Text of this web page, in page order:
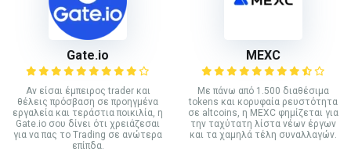
Gate.io
Αν είσαι έμπειρος trader και
θέλεις πρόσβαση σε προηγμένα
εργαλεία και τεράστια ποικιλία, η
Gate.io σου δίνει ότι χρειάζεσαι
για να πας το Trading σε ανώτερα
επίπδα.
MEXC
Με πάνω από 1.500 διαθέσιμα
tokens και κορυφαία ρευστότητα
σε altcoins, η MEXC φημίζεται για
την ταχύτατη λίστα νέων έργων
και τα χαμηλά τέλη συναλλαγών.